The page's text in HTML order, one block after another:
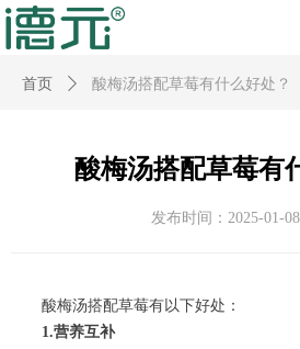
首页 ꄲ 酸梅汤搭配草莓有什么好处？
酸梅汤搭配草莓有
酸梅汤搭配草莓有以下好处：
1.营养互补
发布时间： 2025-01-08